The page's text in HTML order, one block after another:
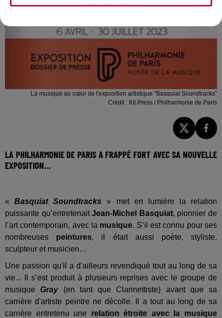
La musique au cœur de l'exposition artistique "Basquiat Soundtracks"
Crédit : Kit Press / Philharmonie de Paris
LA PHILHARMONIE DE PARIS A FRAPPÉ FORT AVEC SA NOUVELLE
EXPOSITION…
«Basquiat Soundtracks » met en lumière la relation
puissante qu’entretenaitJean-Michel Basquiat, pionnier de
l’art contemporain, avec la musique. S’il est connu pour ses
nombreuses peintures, il était aussi poète, styliste,
sculpteur et musicien…
Une passion qu'il a d'ailleurs revendiqué tout au long de sa
vie... Il s’est produit à plusieurs reprises avec le groupe de
musiqueGray (en tant que Clarinettiste) avant que sa
carrière d'artiste peintre ne décolle. Il a tout au long de sa
carrière entretenu une relation étroite avec la musique